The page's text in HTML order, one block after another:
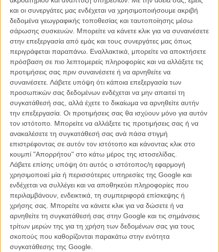
και οι συνεργάτες μας ενδέχεται να χρησιμοποιήσουμε ακριβή
δεδομένα γεωγραφικής τοποθεσίας και ταυτοποίησης μέσω
σάρωσης συσκευών. Μπορείτε να κάνετε κλικ για να συναινέσετε
στην επεξεργασία από εμάς και τους συνεργάτες μας όπως
περιγράφεται παραπάνω. Εναλλακτικά, μπορείτε να αποκτήσετε
πρόσβαση σε πιο λεπτομερείς πληροφορίες και να αλλάξετε τις
προτιμήσεις σας πριν συναινέσετε ή να αρνηθείτε να
συναινέσετε. Λάβετε υπόψη ότι κάποια επεξεργασία των
προσωπικών σας δεδομένων ενδέχεται να μην απαιτεί τη
συγκατάθεσή σας, αλλά έχετε το δικαίωμα να αρνηθείτε αυτήν
την επεξεργασία. Οι προτιμήσεις σας θα ισχύουν μόνο για αυτόν
τον ιστότοπο. Μπορείτε να αλλάξετε τις προτιμήσεις σας ή να
ανακαλέσετε τη συγκατάθεσή σας ανά πάσα στιγμή
επιστρέφοντας σε αυτόν τον ιστότοπο και κάνοντας κλικ στο
κουμπί "Απορρήτου" στο κάτω μέρος της ιστοσελίδας.
Λάβετε επίσης υπόψη ότι αυτός ο ιστότοπος/η εφαρμογή
χρησιμοποιεί μία ή περισσότερες υπηρεσίες της Google και
ενδέχεται να συλλέγει και να αποθηκεύει πληροφορίες που
περιλαμβάνουν, ενδεικτικά, τη συμπεριφορά επίσκεψης ή
χρήσης σας. Μπορείτε να κάνετε κλικ για να δώσετε ή να
αρνηθείτε τη συγκατάθεσή σας στην Google και τις σημάνσεις
τρίτων μερών της για τη χρήση των δεδομένων σας για τους
σκοπούς που καθορίζονται παρακάτω στην ενότητα
συγκατάθεσης της Google.
Καναδάς, 2022
Παραγωγή:
Ερίκ Γκοζλάν, Τζόρνταν Γέιλ Λεβάιν, Τζόρνταν Μπάκερμαν
Σκηνοθεσία:Αλαν Ούνγκαρ
Σενάριο:Κρεγκ Γουένμαν
Φωτογραφία:Αλεξ Τσινίκι
Μοντάζ:Μάικλ Λέιν, Αλαν Ούνγκαρ